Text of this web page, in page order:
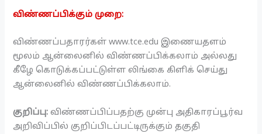
விண்ணப்பிக்கும் முறை:
விண்ணப்பதாரர்கள் www.tce.edu இணையதளம்
மூலம் ஆன்லைனில் விண்ணப்பிக்கலாம் அல்லது
கீழே கொடுக்கப்பட்டுள்ள லிங்கை கிளிக் செய்து
ஆன்லைனில் விண்ணப்பிக்கலாம்.
குறிப்பு: விண்ணப்பிப்பதற்கு முன்பு அதிகாரப்பூர்வ
அறிவிப்பில் குறிப்பிடப்பட்டிருக்கும் தகுதி